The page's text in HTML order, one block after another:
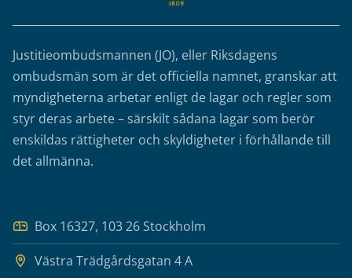
Justitieombudsmannen (JO), eller Riksdagens
ombudsmän som är det officiella namnet, granskar att
myndigheterna arbetar enligt de lagar och regler som
styr deras arbete – särskilt sådana lagar som berör
enskildas rättigheter och skyldigheter i förhållande till
det allmänna.
Box 16327, 103 26 Stockholm
Västra Trädgårdsgatan 4 A